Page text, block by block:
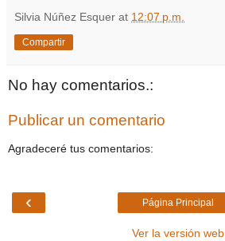
Silvia Núñez Esquer at 12:07 p.m.
Compartir
No hay comentarios.:
Publicar un comentario
Agradeceré tus comentarios:
‹ Página Principal
Ver la versión web